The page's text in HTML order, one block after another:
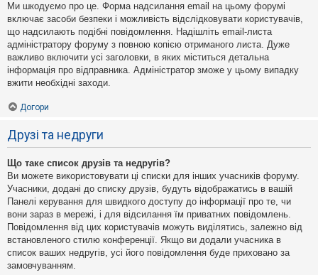
Ми шкодуємо про це. Форма надсилання email на цьому форумі
включає засоби безпеки і можливість відслідковувати користувачів,
що надсилають подібні повідомлення. Надішліть email-листа
адміністратору форуму з повною копією отриманого листа. Дуже
важливо включити усі заголовки, в яких міститься детальна
інформація про відправника. Адміністратор зможе у цьому випадку
вжити необхідні заходи.
Догори
Друзі та недруги
Що таке список друзів та недругів?
Ви можете використовувати ці списки для інших учасників форуму.
Учасники, додані до списку друзів, будуть відображатись в вашій
Панелі керування для швидкого доступу до інформації про те, чи
вони зараз в мережі, і для відсилання їм приватних повідомлень.
Повідомлення від цих користувачів можуть виділятись, залежно від
встановленого стилю конференції. Якщо ви додали учасника в
список ваших недругів, усі його повідомлення буде приховано за
замовчуванням.